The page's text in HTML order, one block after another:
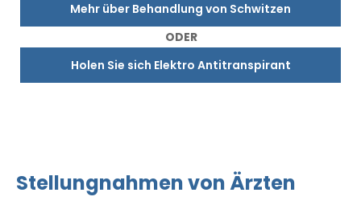
Mehr über Behandlung von Schwitzen
ODER
Holen Sie sich Elektro Antitranspirant
Stellungnahmen von Ärzten